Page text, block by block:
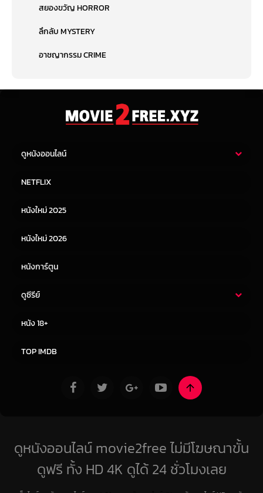
สยองขวัญ HORROR
ลึกลับ MYSTERY
อาชญากรรม CRIME
ดูหนังออนไลน์
หนังจีน
NETFLIX
หนังใหม่ 2025
หนังใหม่ 2026
หนังการ์ตูน
ดูซีรีย์
หนัง 18+
TOP IMDB
ดูหนังออนไลน์ movie2free ไม่มีโฆษณาขั้น
ดูฟรี ทั้ง HD 4K ดูได้ 24 ชั่วโมงเลย